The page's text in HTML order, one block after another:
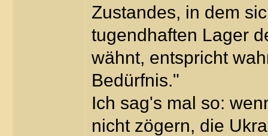
Zustandes, in dem
tugendhaften Lager
wähnt, entspricht
Bedürfnis."
Ich sag's mal so:
nicht zögern, die